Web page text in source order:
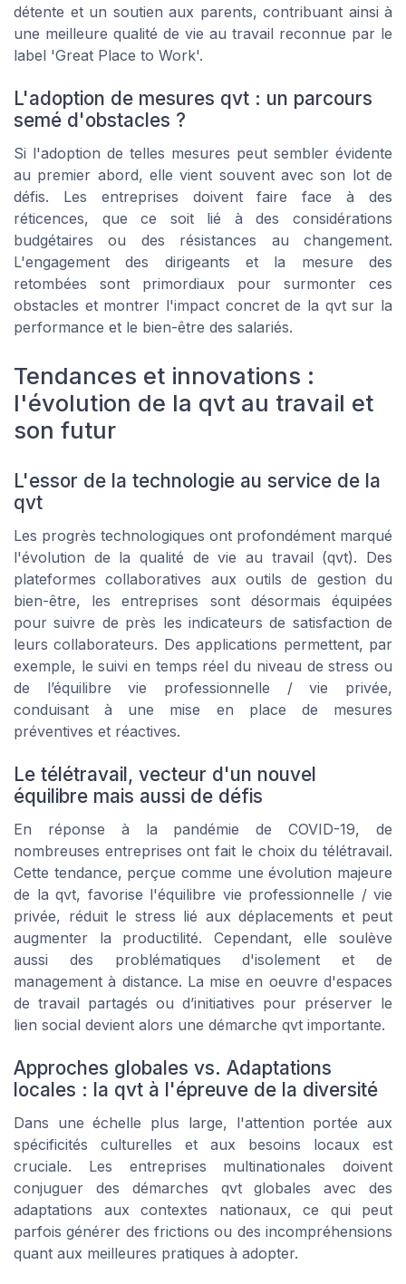
détente et un soutien aux parents, contribuant ainsi à
une meilleure qualité de vie au travail reconnue par le
label 'Great Place to Work'.
L'adoption de mesures qvt : un parcours
semé d'obstacles ?
Si l'adoption de telles mesures peut sembler évidente
au premier abord, elle vient souvent avec son lot de
défis. Les entreprises doivent faire face à des
réticences, que ce soit lié à des considérations
budgétaires ou des résistances au changement.
L'engagement des dirigeants et la mesure des
retombées sont primordiaux pour surmonter ces
obstacles et montrer l'impact concret de la qvt sur la
performance et le bien-être des salariés.
Tendances et innovations :
l'évolution de la qvt au travail et
son futur
L'essor de la technologie au service de la
qvt
Les progrès technologiques ont profondément marqué
l'évolution de la qualité de vie au travail (qvt). Des
plateformes collaboratives aux outils de gestion du
bien-être, les entreprises sont désormais équipées
pour suivre de près les indicateurs de satisfaction de
leurs collaborateurs. Des applications permettent, par
exemple, le suivi en temps réel du niveau de stress ou
de l’équilibre vie professionnelle / vie privée,
conduisant à une mise en place de mesures
préventives et réactives.
Le télétravail, vecteur d'un nouvel
équilibre mais aussi de défis
En réponse à la pandémie de COVID-19, de
nombreuses entreprises ont fait le choix du télétravail.
Cette tendance, perçue comme une évolution majeure
de la qvt, favorise l'équilibre vie professionnelle / vie
privée, réduit le stress lié aux déplacements et peut
augmenter la productilité. Cependant, elle soulève
aussi des problématiques d'isolement et de
management à distance. La mise en oeuvre d'espaces
de travail partagés ou d’initiatives pour préserver le
lien social devient alors une démarche qvt importante.
Approches globales vs. Adaptations
locales : la qvt à l'épreuve de la diversité
Dans une échelle plus large, l'attention portée aux
spécificités culturelles et aux besoins locaux est
cruciale. Les entreprises multinationales doivent
conjuguer des démarches qvt globales avec des
adaptations aux contextes nationaux, ce qui peut
parfois générer des frictions ou des incompréhensions
quant aux meilleures pratiques à adopter.